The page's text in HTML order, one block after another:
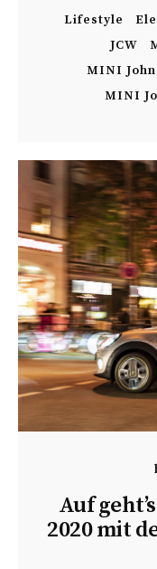
Lifestyle
JCW
MINI
MINI
Auf
2020 mit